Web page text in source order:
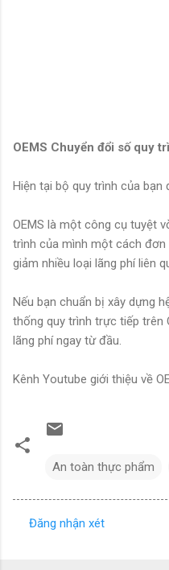
OEMS Chuyển đổi số quy
Hiện tại bộ quy trình của bạn
OEMS là một công cụ tuyệt
trình của mình một cách đơn
giảm nhiều loại lãng phí liên
Nếu bạn chuẩn bị xây dựng
thống quy trình trực tiếp trên
lãng phí ngay từ đầu.
Kênh Youtube giới thiệu về
An toàn thực phẩm
Đăng nhận xét